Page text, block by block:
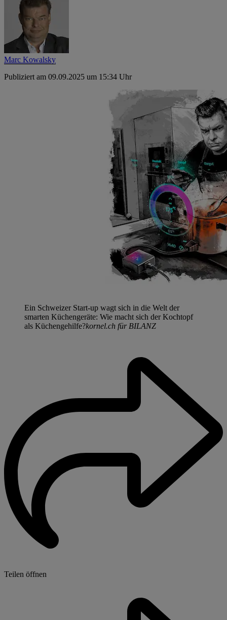
Marc Kowalsky
Publiziert am 09.09.2025 um 15:34 Uhr
Ein Schweizer Start-up wagt sich in die Welt der
smarten Küchengeräte: Wie macht sich der Kochtopf
als Küchengehilfe?kornel.ch für BILANZ
Teilen öffnen